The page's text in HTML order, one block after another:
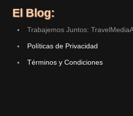
El Blog:
Trabajemos Juntos:
Políticas de Privacidad
Términos y Condiciones